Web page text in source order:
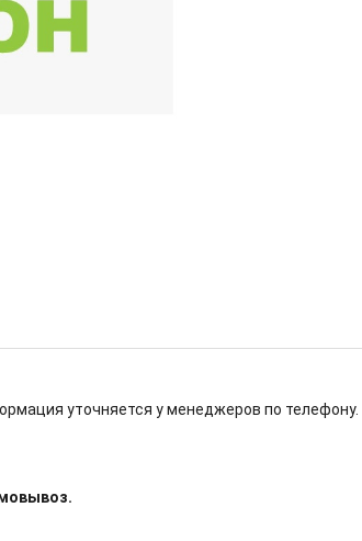
уточняется у менеджеров по телефону.